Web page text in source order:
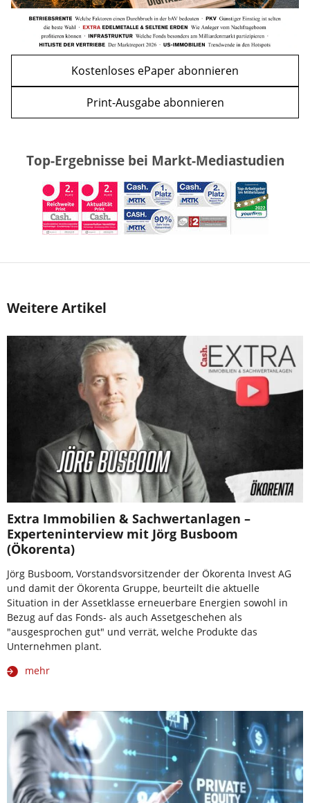
Kostenloses ePaper abonnieren
Print-Ausgabe abonnieren
Top-Ergebnisse bei Markt-Mediastudien
Weitere Artikel
Extra Immobilien & Sachwertanlagen –
Experteninterview mit Jörg Busboom
(Ökorenta)
Jörg Busboom, Vorstandsvorsitzender der Ökorenta Invest AG
und damit der Ökorenta Gruppe, beurteilt die aktuelle
Situation in der Assetklasse erneuerbare Energien sowohl in
Bezug auf das Fonds- als auch Assetgeschehen als
"ausgesprochen gut" und verrät, welche Produkte das
Unternehmen plant.
mehr